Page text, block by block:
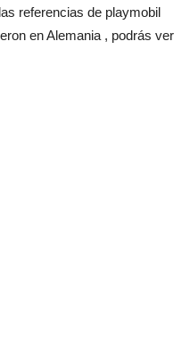
referencias de playmobil
en Alemania , podrás ver